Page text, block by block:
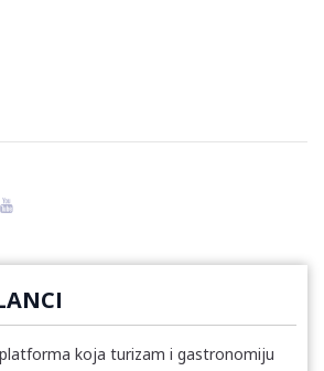
koja turizam i gastronomiju